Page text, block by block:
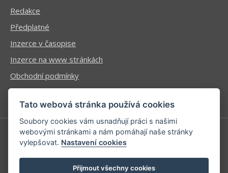
Redakce
Předplatné
Inzerce v časopise
Inzerce na www stránkách
Obchodní podmínky
Ochrana osobních údajů
Příhlášení | Registrace
Kontaktní informace
Tato webová stránka používá cookies
Soubory cookies vám usnadňují práci s našimi
webovými stránkami a nám pomáhají naše stránky
vylepšovat. Nastavení cookies
Přijmout všechny cookies